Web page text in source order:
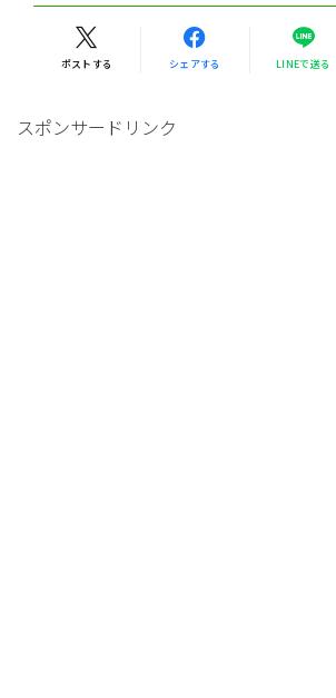
ポストする シェアする LINEで送る
スポンサードリンク